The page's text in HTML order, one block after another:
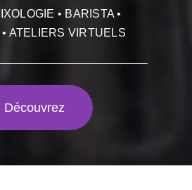
• BARISTA •
ATELIERS VIRTUELS
Découvrez